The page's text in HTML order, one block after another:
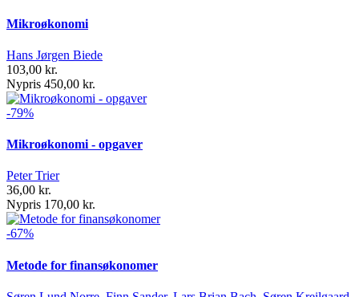
Mikroøkonomi
Hans Jørgen Biede
103,00 kr.
Nypris 450,00 kr.
-79%
Mikroøkonomi - opgaver
Peter Trier
36,00 kr.
Nypris 170,00 kr.
-67%
Metode for finansøkonomer